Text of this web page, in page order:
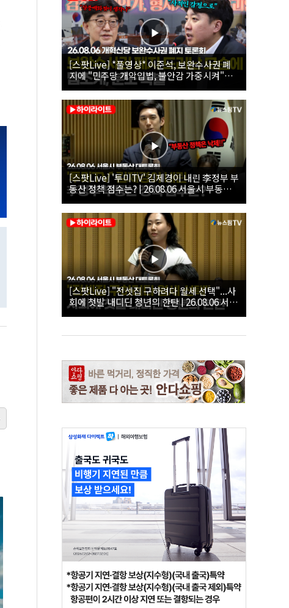
[스팟Live] *풀영상* 이준석, 보완수사권 폐
지에 "민주당 개악입법, 불안감 가중시켜"｜
26.08.06 개혁신당 보완수사권 폐지 토론회
[스팟Live] '투미TV' 김제경이 내린 李정부 부
동산 정책 점수는? | 26.08.06 서울시 부동산
대토론회
[스팟Live] "전셋집 구하려다 월세 선택"...사
회에 첫발 내디딘 청년의 한탄 | 26.08.06 서울
시 부동산 대토론회